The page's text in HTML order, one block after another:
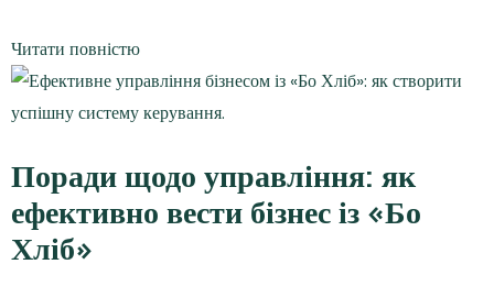
Читати повністю
Поради щодо управління: як
ефективно вести бізнес із «Бо
Хліб»